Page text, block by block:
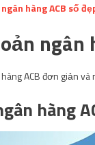
hàng ACB số
ngân
ACB đơn giản và
hàng